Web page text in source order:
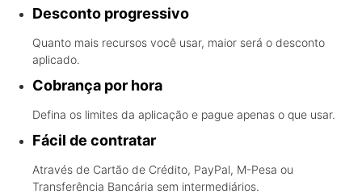
Desconto progressivo
Quanto mais recursos você usar, maior será o desconto
aplicado.
Cobrança por hora
Defina os limites da aplicação e pague apenas o que usar.
Fácil de contratar
Através de Cartão de Crédito, PayPal, M-Pesa ou
Transferência Bancária sem intermediários.